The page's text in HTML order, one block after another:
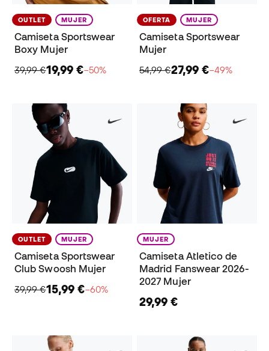
OUTLET MUJER
Camiseta Sportswear
Boxy Mujer
39,99 €19,99 €−50%
OFERTA MUJER
Camiseta Sportswear
Mujer
54,99 €27,99 €−49%
OUTLET MUJER
Camiseta Sportswear
Club Swoosh Mujer
39,99 €15,99 €−60%
MUJER
Camiseta Atletico de
Madrid Fanswear 2026-
2027 Mujer
29,99 €